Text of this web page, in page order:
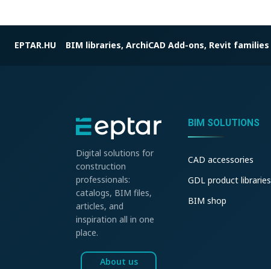
EPTAR.HU BIM libraries, ArchiCAD Add-ons, Revit families
Digital solutions for
construction
professionals:
catalogs, BIM files,
articles, and
inspiration all in one
place.
About us
BIM SOLUTIONS
CAD accessories
GDL product libraries
BIM shop